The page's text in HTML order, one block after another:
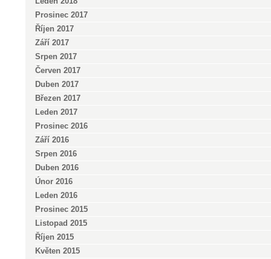
Prosinec 2017
Říjen 2017
Září 2017
Srpen 2017
Červen 2017
Duben 2017
Březen 2017
Leden 2017
Prosinec 2016
Září 2016
Srpen 2016
Duben 2016
Únor 2016
Leden 2016
Prosinec 2015
Listopad 2015
Říjen 2015
Květen 2015